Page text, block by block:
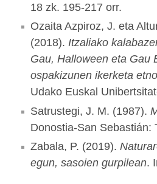
18 zk. 195-217 orr.
Ozaita Azpiroz, J. eta
(2018). Itzaliako
Gau, Halloween eta Gau
ospakizunen ikerketa
Udako Euskal
Satrustegi, J. M. (1987).
Donostia-San Sebastián:
Zabala, P. (2019).
egun, sasoien gurpilean.